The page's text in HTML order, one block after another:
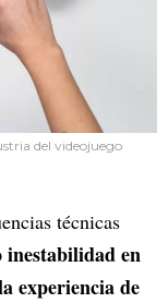
del videojuego
técnicas
en
experiencia de